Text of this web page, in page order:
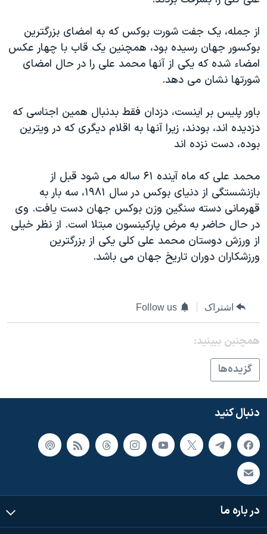
حقوق شهروندی
اقتصادی
علم و فناوری
گالری عکس
آرشیو پخش زنده
انتخابات ریاست جمهوری آمریکا ۲۰۲۴
حمله جمهوری اسلامی به اسرائیل
رمز مهسا
اعتراضات زن، زندگی، آزادی
مجموعه مستندهای دادخواهی
دادگاه حمید نوری
چهل سال گروگان‌گیری
قانون شفافیت دارائی کادر رهبری ایران
اعتراضات مردمی آبان ۹۸
همایش محافظه‌کاران آمریکا «سی‌پک»
از جمله، يک جفت شورت بوکس که به امضای بزرگترين
بوکسور جهان رسيده بود، همچنين يک قاب با چهار عکس
امضاء شده که يکی از آنها محمد علی را در حال امضای
شورتها نشان می دهد.
باور پليس بر اينست، دزدان فقط بدنبال همين اجناسی که
دزديده اند، بودند، زيرا آنها به اقلام ديگری که در ويترين
بوده، دست نزده اند
محمد علی که ماه آينده ۶۱ ساله می شود قبل از
بازنشستگی از دنيای بوکس در سال ۱۹۸۱، سه بار به
قهرمانی دسته سنگين وزن بوکس جهان دست يافت. وی
در حال حاضر به مرض پارکينسون مبتلا است. از نظر خيلی
از ورزش دوستان محمد علی کلی يکی از بزرگترين
ورزشکاران دوران تاريخ جهان می باشد.
اشتراک Follow us
همچنبن ببینید:
گزيده‌ها
دنبال کنید
در باره ما